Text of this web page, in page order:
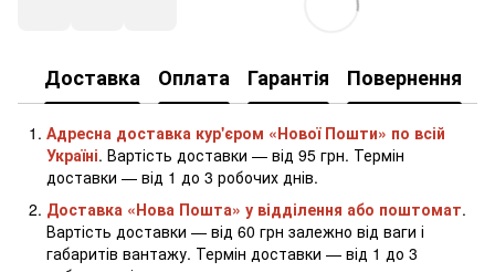
Доставка Оплата Гарантія Повернення
Адресна доставка кур'єром «Нової Пошти» по всій
Україні. Вартість доставки — від 95 грн. Термін
доставки — від 1 до 3 робочих днів.
Доставка «Нова Пошта» у відділення або поштомат.
Вартість доставки — від 60 грн залежно від ваги і
габаритів вантажу. Термін доставки — від 1 до 3